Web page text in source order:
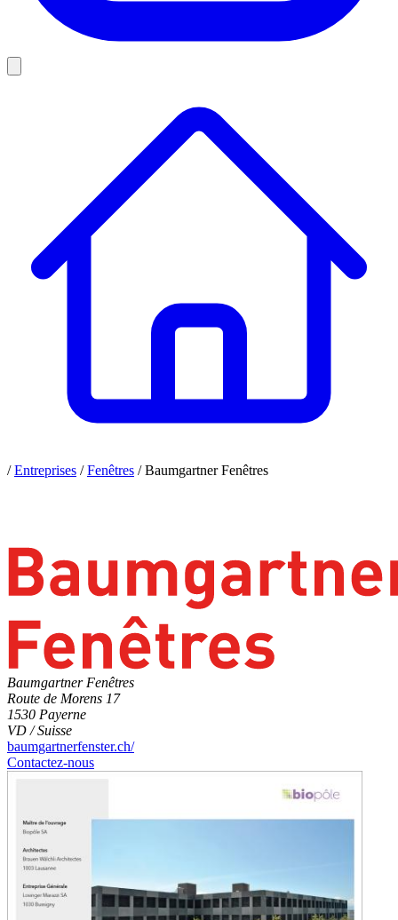
/ Entreprises / Fenêtres /Baumgartner Fenêtres
Baumgartner Fenêtres
Route de Morens 17
1530 Payerne
VD / Suisse
baumgartnerfenster.ch/
Contactez-nous